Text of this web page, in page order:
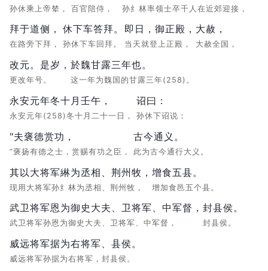
孙休乘上帝辇， 百官陪侍， 孙纟林率领士卒千人在近郊迎接，
拜于道侧，
在路旁下拜，
休下车答拜。
孙休下车回拜。
即日，御正殿，
当天就登上正殿，
大赦，
大赦全国，
改元。是岁，
更改年号。
於魏甘露三年也。
这一年为魏国的甘露三年(258)。
永安元年冬十月壬午，
永安元年(258)冬十月二十一日，
诏曰：
孙休下诏说：
"夫褒德赏功，
“褒扬有德之士，赏赐有功之臣，
古今通义。
此为古今通行大义。
其以大将军綝为丞相、荆州牧，
现用大将军孙纟林为丞相、荆州牧，
增食五县。
增加食邑五个县。
武卫将军恩为御史大夫、卫将军、中军督，
武卫将军孙恩为御史大夫、卫将军、中军督，
封县侯。
封县侯。
威远将军据为右将军、县侯。
威远将军孙据为右将军，封县侯。